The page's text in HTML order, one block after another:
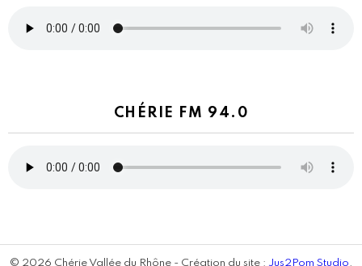
CHÉRIE FM 94.0
© 2026 Chérie Vallée du Rhône - Création du site : Jus2Pom Studio.